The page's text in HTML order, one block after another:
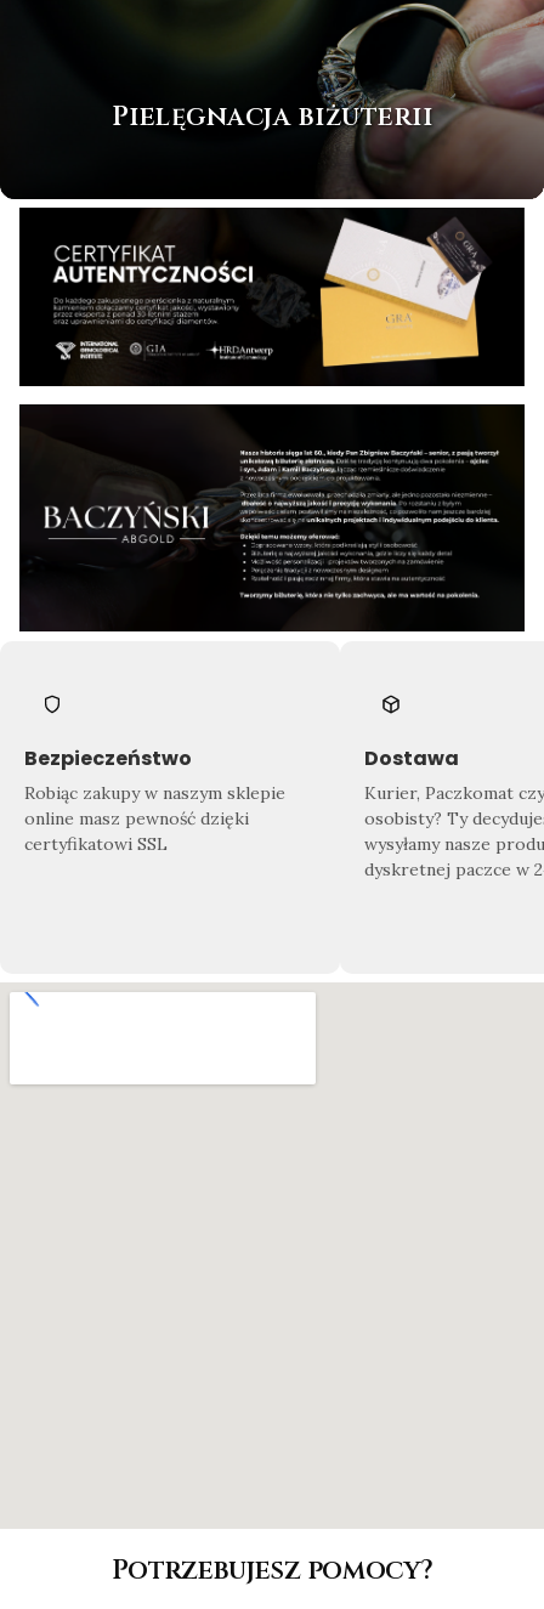
Pielęgnacja biżuterii
Bezpieczeństwo
Robiąc zakupy w naszym sklepie
online masz pewność dzięki
certyfikatowi SSL
Dostawa
Kurier, Paczkomat
osobisty? Ty
wysyłamy nasze
dyskretnej paczce w
Potrzebujesz pomocy?